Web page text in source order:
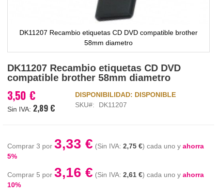
DK11207 Recambio etiquetas CD DVD compatible brother
58mm diametro
al
comienzo
la
galería
DK11207 Recambio etiquetas CD DVD
compatible brother 58mm diametro
3,50 €
2,89 €
DISPONIBILIDAD: DISPONIBLE
SKU
DK11207
Comprar 3 por 3,33 € 2,75 € cada uno y ahorra
5%
Comprar 5 por 3,16 € 2,61 € cada uno y ahorra
10%